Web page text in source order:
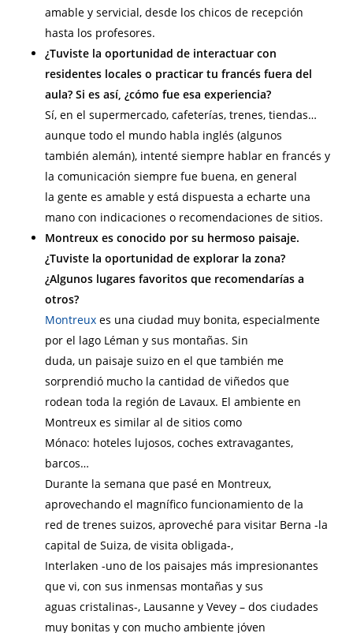
amable y servicial, desde los chicos de recepción
hasta los profesores.
¿Tuviste la oportunidad de interactuar con
residentes locales o practicar tu francés fuera del
aula? Si es así, ¿cómo fue esa experiencia?
Sí, en el supermercado, cafeterías, trenes, tiendas…
aunque todo el mundo habla inglés (algunos
también alemán), intenté siempre hablar en francés y
la comunicación siempre fue buena, en general
la gente es amable y está dispuesta a echarte una
mano con indicaciones o recomendaciones de sitios.
Montreux es conocido por su hermoso paisaje.
¿Tuviste la oportunidad de explorar la zona?
¿Algunos lugares favoritos que recomendarías a
otros?
Montreuxes una ciudad muy bonita, especialmente
por el lago Léman y sus montañas. Sin
duda, un paisaje suizo en el que también me
sorprendió mucho la cantidad de viñedos que
rodean toda la región de Lavaux. El ambiente en
Montreux es similar al de sitios como
Mónaco: hoteles lujosos, coches extravagantes,
barcos…
Durante la semana que pasé en Montreux,
aprovechando el magnífico funcionamiento de la
red de trenes suizos, aproveché para visitar Berna -la
capital de Suiza, de visita obligada-,
Interlaken -uno de los paisajes más impresionantes
que vi, con sus inmensas montañas y sus
aguas cristalinas-, Lausanne y Vevey – dos ciudades
muy bonitas y con mucho ambiente jóven